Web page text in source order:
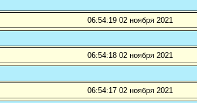
06:54:19 02 ноября 2021
06:54:18 02 ноября 2021
06:54:17 02 ноября 2021